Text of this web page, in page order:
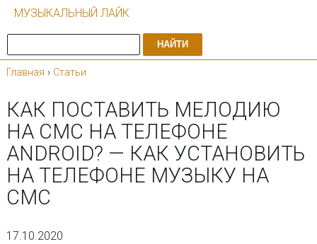
МУЗЫКАЛЬНЫЙ ЛАЙК
НАЙТИ
Главная › Статьи
КАК ПОСТАВИТЬ МЕЛОДИЮ
НА СМС НА ТЕЛЕФОНЕ
ANDROID? — КАК УСТАНОВИТЬ
НА ТЕЛЕФОНЕ МУЗЫКУ НА
СМС
17.10.2020